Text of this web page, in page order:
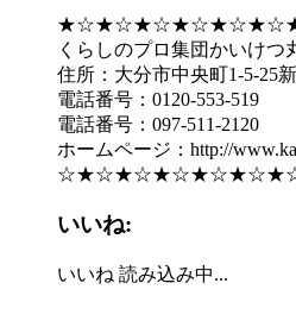
くらしのプロ集団かいけつ
住所：大分市中央町1-5-25
電話番号：0120-553-519
電話番号：097-511-2120
ホームページ：http://
いいね:
いいね 読み込み中...